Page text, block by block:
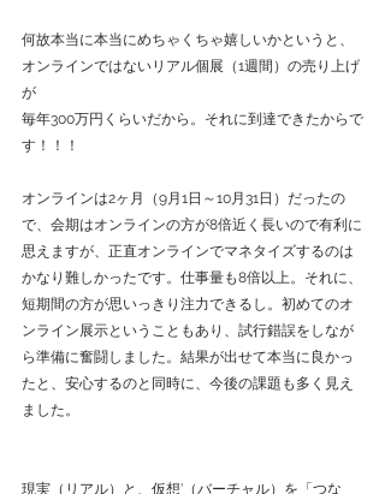
何故本当に本当にめちゃくちゃ嬉しいかというと、
オンラインではないリアル個展（1週間）の売り上げ
が
毎年300万円くらいだから。それに到達できたからで
す！！！
オンラインは2ヶ月（9月1日～10月31日）だったの
で、会期はオンラインの方が8倍近く長いので有利に
思えますが、正直オンラインでマネタイズするのは
かなり難しかったです。仕事量も8倍以上。それに、
短期間の方が思いっきり注力できるし。初めてのオ
ンライン展示ということもあり、試行錯誤をしなが
ら準備に奮闘しました。結果が出せて本当に良かっ
たと、安心するのと同時に、今後の課題も多く見え
ました。
現実（リアル）と、仮想’（バーチャル）を「つな